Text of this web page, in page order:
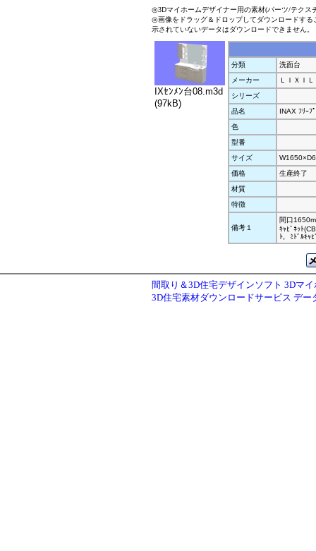
◎3Dマイホームデザイナー用の素材(パーツ/テクス
◎画像をドラッグ＆ドロップしてダウンロードす
示されていないデータはダウンロードできません。
IXｾﾝﾒﾝ台08.m3d
(97kB)
分類
洗面台
メーカー
ＬＩＸＩＬ
シリーズ
品名
INAX ﾌﾘｰﾌ
色
型番
サイズ
価格
生産終了
材質
特徴
備考１
間口
ｷｬﾋﾞﾈｯﾄ
ﾄ，ﾐﾄﾞﾙｷｬ
間取り＆3D住宅デザインソフト 3Dマ
3D住宅素材ダウンロードサービス デー